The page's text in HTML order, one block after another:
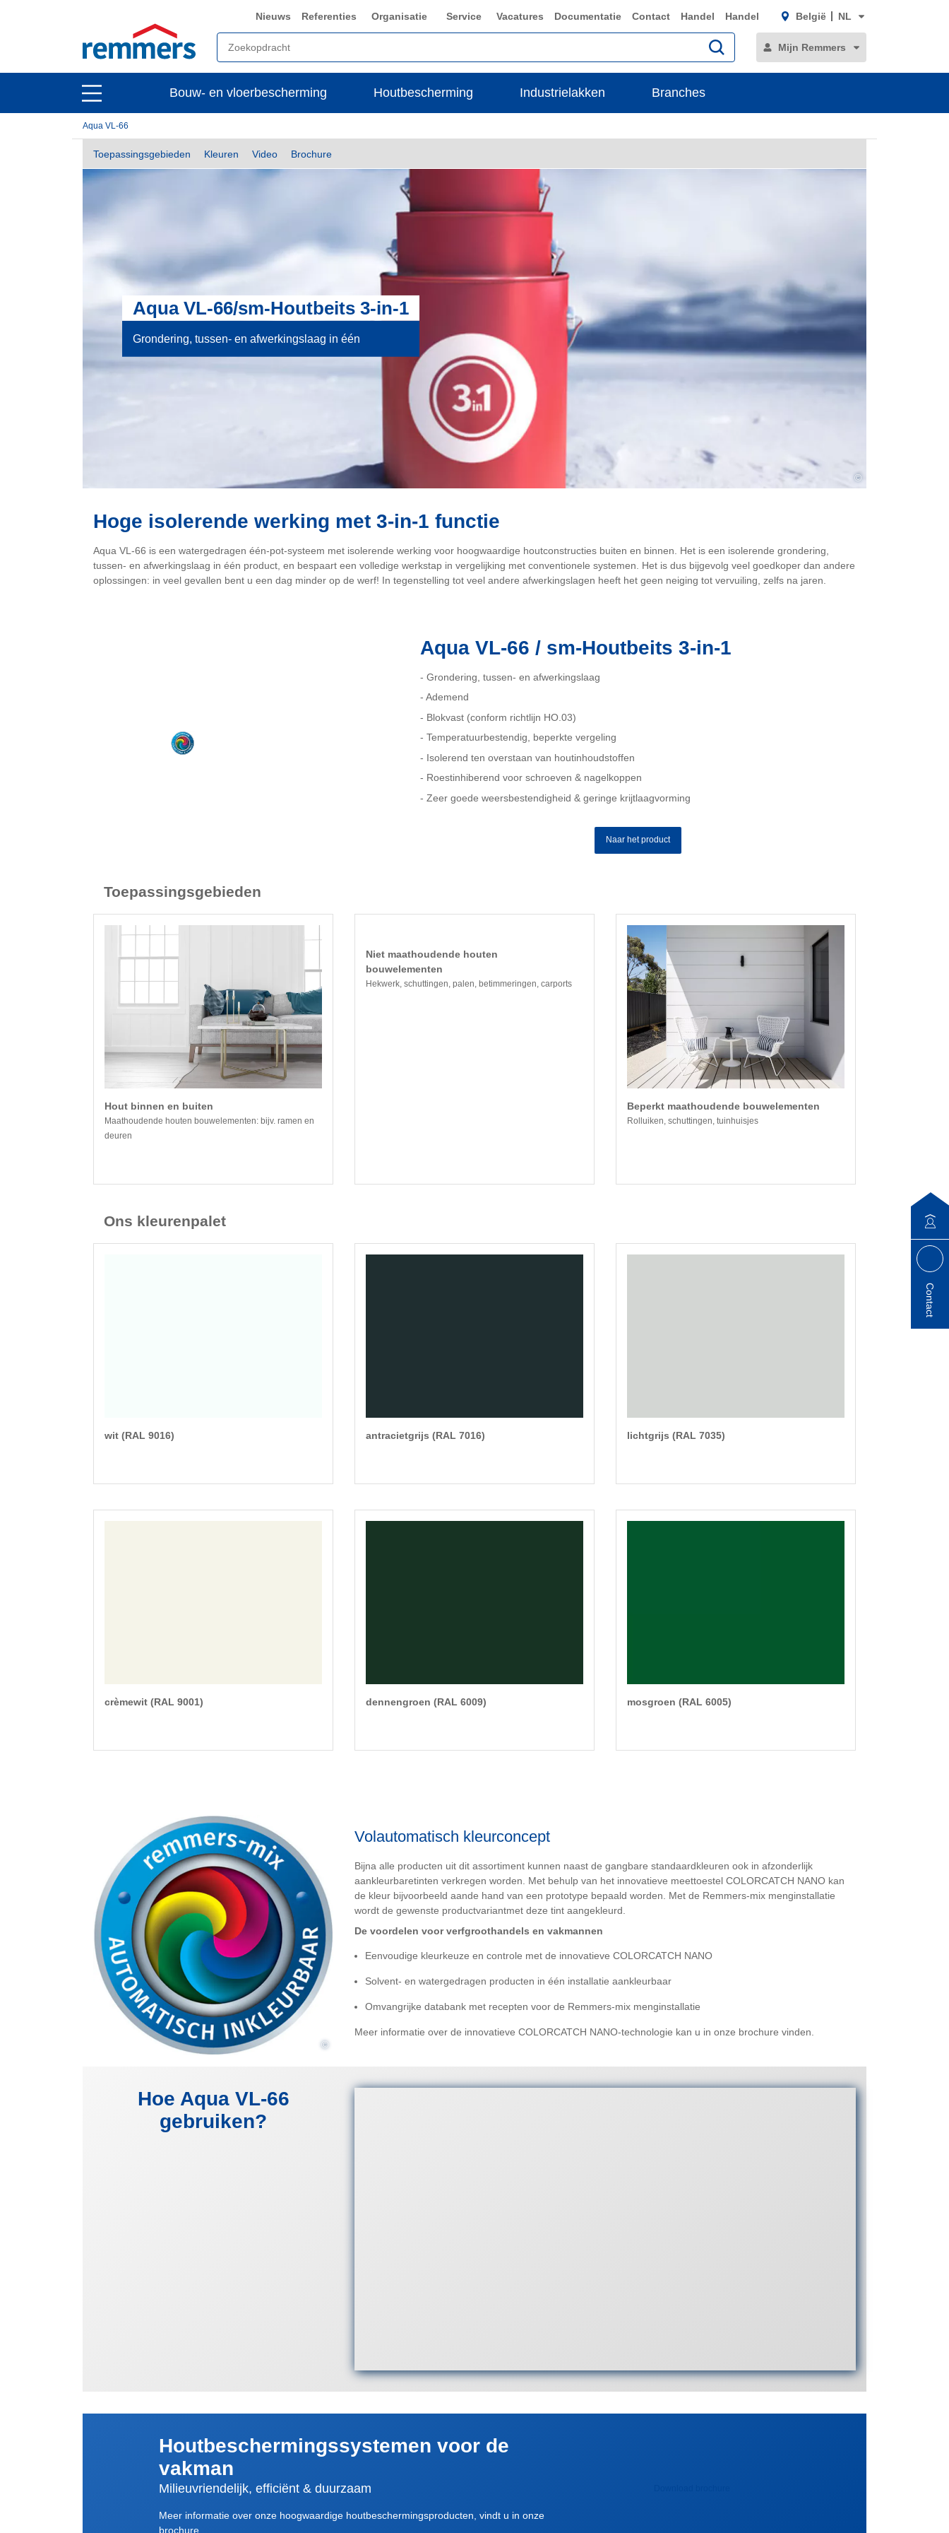
open
main
navigation
Nieuws Referenties Organisatie Service Vacatures Documentatie Contact Handel Handel België NL
Mijn Remmers
open
main
navigation
Bouw- en vloerbescherming Houtbescherming Industrielakken Branches
Aqua VL-66
Toepassingsgebieden Kleuren Video Brochure
©
Aqua VL-66/sm-Houtbeits 3-in-1
Grondering, tussen- en afwerkingslaag in één
Hoge isolerende werking met 3-in-1 functie
Aqua VL-66 is een watergedragen één-pot-systeem met isolerende werking voor hoogwaardige houtconstructies buiten en binnen. Het is een isolerende grondering,
tussen- en afwerkingslaag in één product, en bespaart een volledige werkstap in vergelijking met conventionele systemen. Het is dus bijgevolg veel goedkoper dan andere
oplossingen: in veel gevallen bent u een dag minder op de werf! In tegenstelling tot veel andere afwerkingslagen heeft het geen neiging tot vervuiling, zelfs na jaren.
Aqua VL-66 / sm-Houtbeits 3-in-1
- Grondering, tussen- en afwerkingslaag
- Ademend
- Blokvast (conform richtlijn HO.03)
- Temperatuurbestendig, beperkte vergeling
- Isolerend ten overstaan van houtinhoudstoffen
- Roestinhiberend voor schroeven & nagelkoppen
- Zeer goede weersbestendigheid & geringe krijtlaagvorming
Naar het product
Toepassingsgebieden
Hout binnen en buiten
Maathoudende houten bouwelementen: bijv. ramen en
deuren
Niet maathoudende houten
bouwelementen
Hekwerk, schuttingen, palen, betimmeringen, carports
Beperkt maathoudende bouwelementen
Rolluiken, schuttingen, tuinhuisjes
Ons kleurenpalet
wit (RAL 9016) antracietgrijs (RAL 7016) lichtgrijs (RAL 7035)
crèmewit (RAL 9001) dennengroen (RAL 6009) mosgroen (RAL 6005)
©
Volautomatisch kleurconcept
Bijna alle producten uit dit assortiment kunnen naast de gangbare standaardkleuren ook in afzonderlijk
aankleurbaretinten verkregen worden. Met behulp van het innovatieve meettoestel COLORCATCH NANO kan
de kleur bijvoorbeeld aande hand van een prototype bepaald worden. Met de Remmers-mix menginstallatie
wordt de gewenste productvariantmet deze tint aangekleurd.
De voordelen voor verfgroothandels en vakmannen
Eenvoudige kleurkeuze en controle met de innovatieve COLORCATCH NANO
Solvent- en watergedragen producten in één installatie aankleurbaar
Omvangrijke databank met recepten voor de Remmers-mix menginstallatie
Meer informatie over de innovatieve COLORCATCH NANO-technologie kan u in onze brochure vinden.
Hoe Aqua VL-66
gebruiken?
Houtbeschermingssystemen voor de
vakman
Milieuvriendelijk, efficiënt & duurzaam
Meer informatie over onze hoogwaardige houtbeschermingsproducten, vindt u in onze
brochure.
Contact